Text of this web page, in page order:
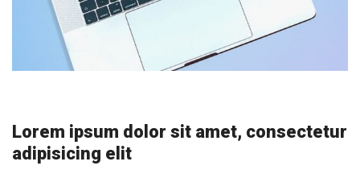
Lorem ipsum dolor sit amet, consectetur
adipisicing elit